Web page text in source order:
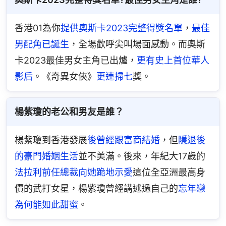
香港01為你提供奧斯卡2023完整得獎名單 ， 最佳
男配角已誕生 ，全場歡呼尖叫場面感動。而奧斯
卡2023最佳男女主角已出爐， 更有史上首位華人
影后 。《奇異女俠》 更連掃七獎。
楊紫瓊的老公和男友是誰？
楊紫瓊到香港發展後曾經跟富商結婚 ，但隱退後
的豪門婚姻生活並不美滿。後來，年紀大17歲的
法拉利前任總裁向她跪地示愛這位全亞洲最高身
價的武打女星，楊紫瓊曾經講述過自己的忘年戀
為何能如此甜蜜 。